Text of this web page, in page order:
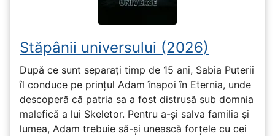
Stăpânii universului (2026)
După ce sunt separați timp de 15 ani, Sabia Puterii
îl conduce pe prințul Adam înapoi în Eternia, unde
descoperă că patria sa a fost distrusă sub domnia
malefică a lui Skeletor. Pentru a-și salva familia și
lumea, Adam trebuie să-și unească forțele cu cei